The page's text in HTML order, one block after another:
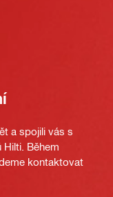
a spojili vás s
Během
kontaktovat